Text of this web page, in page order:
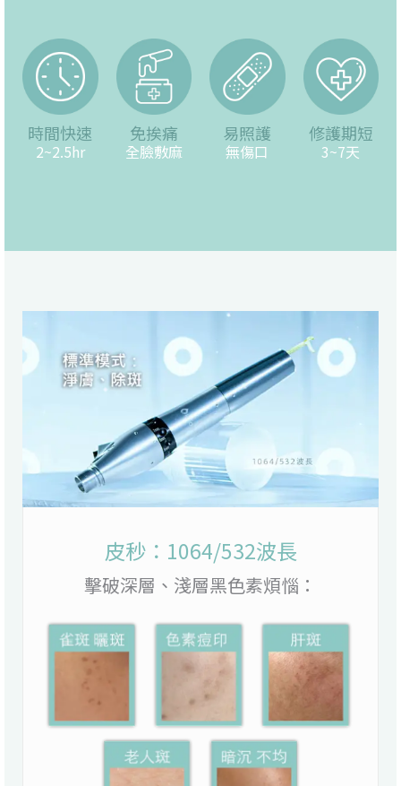
時間快速
2~2.5hr
免挨痛
全臉敷麻
易照護
無傷口
修護期短
3~7天
皮秒：1064/532波長
擊破深層、淺層黑色素煩惱：